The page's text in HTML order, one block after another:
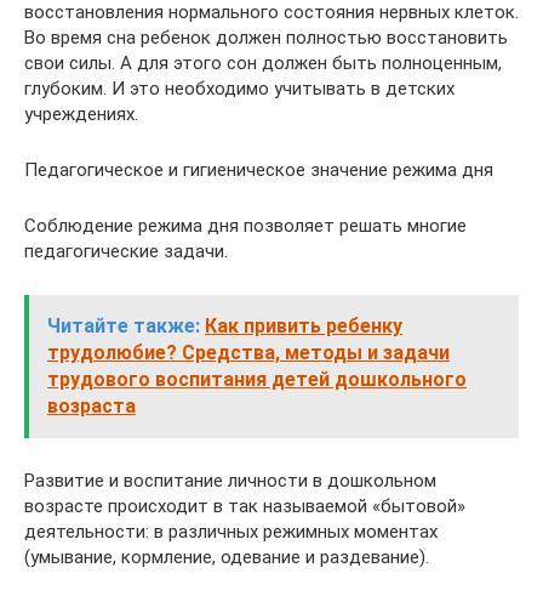
восстановления нормального состояния нервных клеток.
Во время сна ребенок должен полностью восстановить
свои силы. А для этого сон должен быть полноценным,
глубоким. И это необходимо учитывать в детских
учреждениях.
Педагогическое и гигиеническое значение режима дня
Соблюдение режима дня позволяет решать многие
педагогические задачи.
Читайте также: Как привить ребенку
трудолюбие? Средства, методы и задачи
трудового воспитания детей дошкольного
возраста
Развитие и воспитание личности в дошкольном
возрасте происходит в так называемой «бытовой»
деятельности: в различных режимных моментах
(умывание, кормление, одевание и раздевание).